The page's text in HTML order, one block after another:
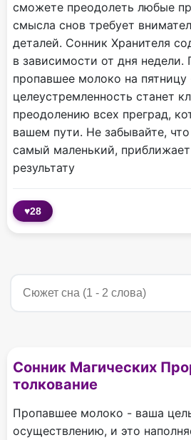
сможете преодолеть любые
смысла снов требует
деталей. Сонник Хранителя
в зависимости от дня недели.
пропавшее молоко на
целеустремленность станет
преодолению всех преград,
вашем пути. Не забывайте,
самый маленький,
результату
♥28
Сонник Магических
толкование
Пропавшее молоко - ваша
осуществлению, и это